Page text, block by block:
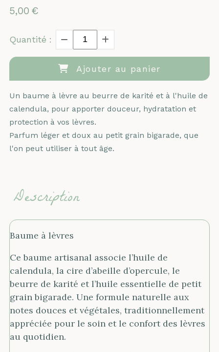
5,00 €
Quantité :
Ajouter au panier
Un baume à lèvre au beurre de karité et à l'huile de
calendula, pour apporter douceur, hydratation et
protection à vos lèvres.
Parfum léger et doux au petit grain bigarade, que
l'on peut utiliser à tout âge.
Description
Baume à lèvres
Ce baume artisanal associe l’huile de
calendula, la cire d’abeille d’opercule, le
beurre de karité et l’huile essentielle de petit
grain bigarade. Une formule naturelle aux
notes douces et végétales, traditionnellement
appréciée pour le soin et le confort des lèvres
au quotidien.